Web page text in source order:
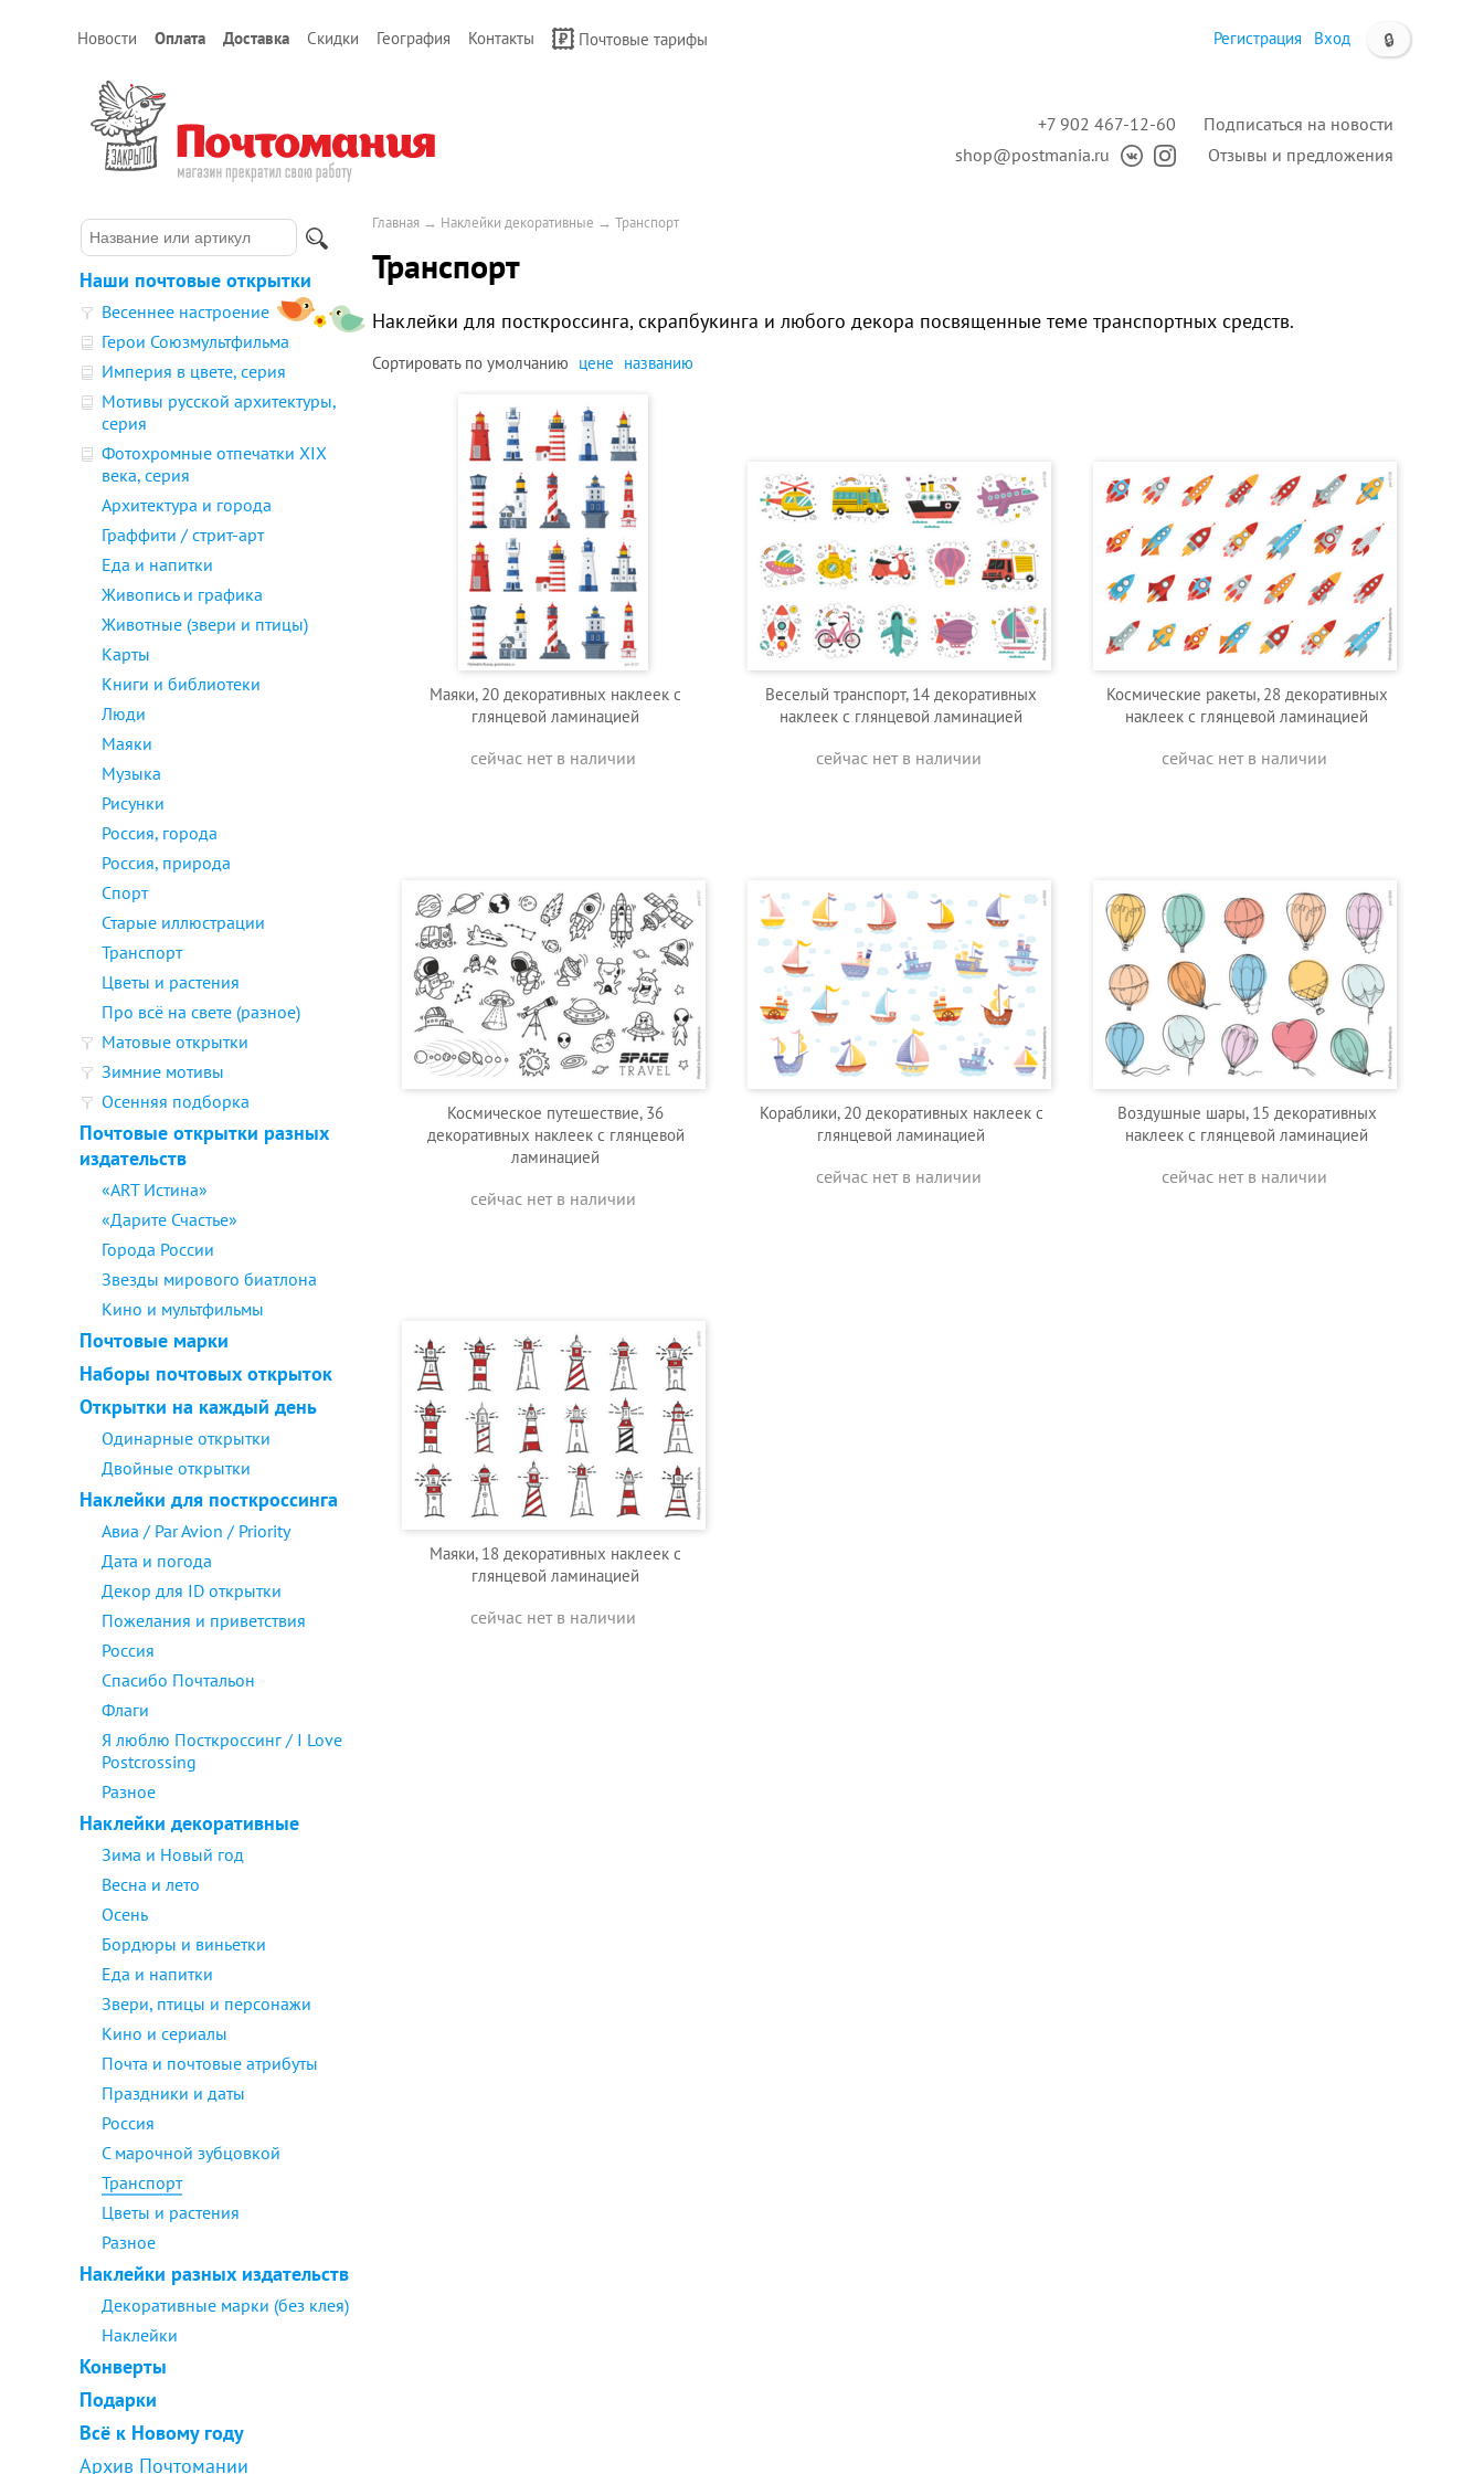
Новости Оплата Доставка Скидки География Контакты Почтовые тарифы 🔒
Регистрация Вход
Подписаться на новости
Отзывы и предложения
+7 902 467-12-60
shop@postmania.ru
Наши почтовые открытки
Весеннее настроение
Герои Союзмультфильма
Империя в цвете, серия
Мотивы русской архитектуры,
серия
Фотохромные отпечатки XIX
века, серия
Архитектура и города
Граффити / стрит-арт
Еда и напитки
Живопись и графика
Животные (звери и птицы)
Карты
Книги и библиотеки
Люди
Маяки
Музыка
Рисунки
Россия, города
Россия, природа
Спорт
Старые иллюстрации
Транспорт
Цветы и растения
Про всё на свете (разное)
Матовые открытки
Зимние мотивы
Осенняя подборка
Почтовые открытки разных
издательств
«ART Истина»
«Дарите Счастье»
Города России
Звезды мирового биатлона
Кино и мультфильмы
Почтовые марки
Наборы почтовых открыток
Открытки на каждый день
Одинарные открытки
Двойные открытки
Наклейки для посткроссинга
Авиа / Par Avion / Priority
Дата и погода
Декор для ID открытки
Пожелания и приветствия
Россия
Спасибо Почтальон
Флаги
Я люблю Посткроссинг / I Love
Postcrossing
Разное
Наклейки декоративные
Зима и Новый год
Весна и лето
Осень
Бордюры и виньетки
Еда и напитки
Звери, птицы и персонажи
Кино и сериалы
Почта и почтовые атрибуты
Праздники и даты
Россия
С марочной зубцовкой
Транспорт
Цветы и растения
Разное
Наклейки разных издательств
Декоративные марки (без клея)
Наклейки
Конверты
Подарки
Всё к Новому году
Архив Почтомании
Главная → Наклейки декоративные → Транспорт
Транспорт
Наклейки для посткроссинга, скрапбукинга и любого декора посвященные теме транспортных средств.
Сортировать по умолчанию цене названию
Маяки, 20 декоративных наклеек с
глянцевой ламинацией
сейчас нет в наличии
Веселый транспорт, 14 декоративных
наклеек с глянцевой ламинацией
сейчас нет в наличии
Космические ракеты, 28 декоративных
наклеек с глянцевой ламинацией
сейчас нет в наличии
Космическое путешествие, 36
декоративных наклеек с глянцевой
ламинацией
сейчас нет в наличии
Кораблики, 20 декоративных наклеек с
глянцевой ламинацией
сейчас нет в наличии
Воздушные шары, 15 декоративных
наклеек с глянцевой ламинацией
сейчас нет в наличии
Маяки, 18 декоративных наклеек с
глянцевой ламинацией
сейчас нет в наличии